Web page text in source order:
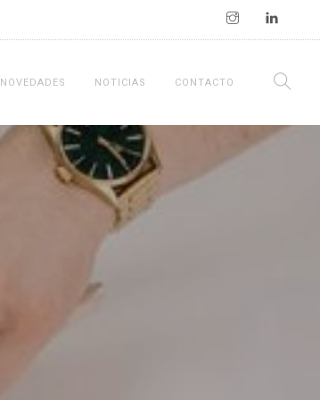
NOVEDADES NOTICIAS CONTACTO